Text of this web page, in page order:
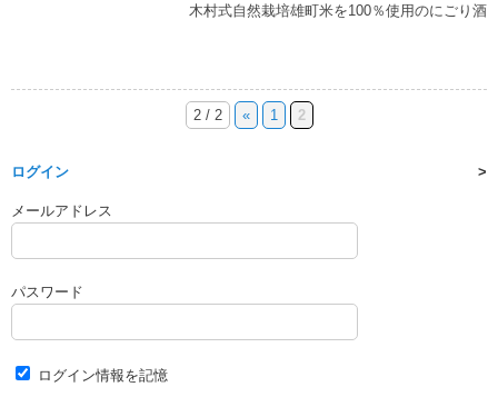
木村式自然栽培雄町米を100％使用のにごり酒
2 / 2 « 1 2
ログイン
メールアドレス
パスワード
ログイン情報を記憶